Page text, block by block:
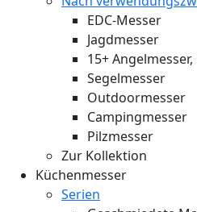
EDC-Messer
Jagdmesser
15+
Segelmesser
Outdoormesser
Campingmesser
Pilzmesser
Zur Kollektion
Küchenmesser
Serien